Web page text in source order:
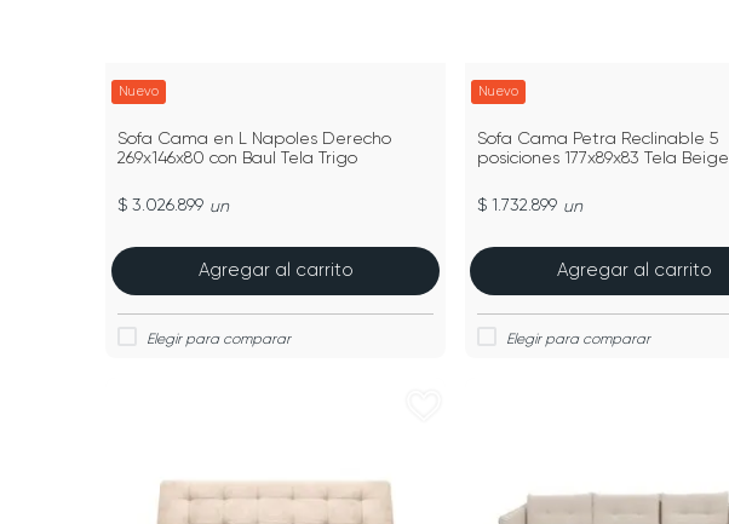
Nuevo
Sofa Cama en L Napoles Derecho
269x146x80 con Baul Tela Trigo
$ 3.026.899 un
Agregar al carrito
Nuevo
Sofa Cama Petra Reclinable 5
posiciones 177x89x83 Tela Beige
$ 1.732.899 un
Agregar al carrito